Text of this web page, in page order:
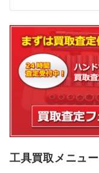
工具買取メニュー